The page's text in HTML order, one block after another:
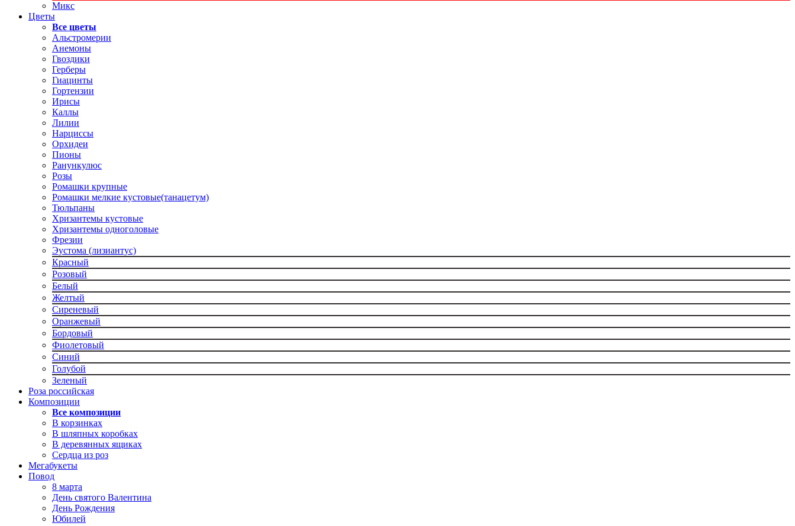
Микс
Цветы
Все цветы
Альстромерии
Анемоны
Гвоздики
Герберы
Гиацинты
Гортензии
Ирисы
Каллы
Лилии
Нарциссы
Орхидеи
Пионы
Ранункулюс
Розы
Ромашки крупные
Ромашки мелкие кустовые(танацетум)
Тюльпаны
Хризантемы кустовые
Хризантемы одноголовые
Фрезии
Эустома (лизиантус)
Красный
Розовый
Белый
Желтый
Сиреневый
Оранжевый
Бордовый
Фиолетовый
Синий
Голубой
Зеленый
Роза российская
Композиции
Все композиции
В корзинках
В шляпных коробках
В деревянных ящиках
Сердца из роз
Мегабукеты
Повод
8 марта
День святого Валентина
День Рождения
Юбилей